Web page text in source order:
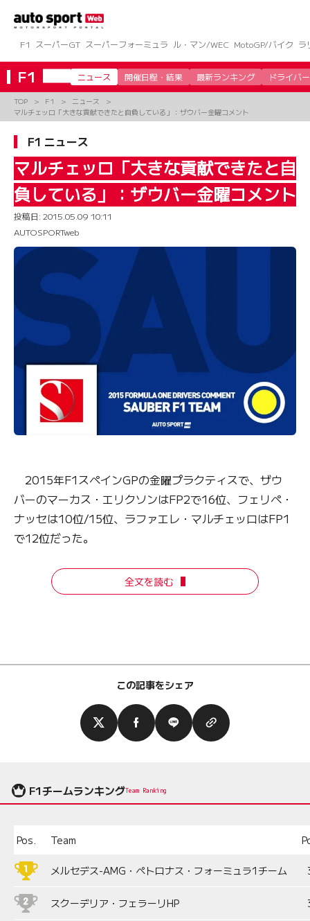
ツ
へ
ス
キ
プ
F1 スーパーGT スーパーフォーミュラ ル・マン/WEC MotoGP/バイク ラ
F1 ニュース 開催日程・結果 最新ランキング ドライバー
TOP F1
ニュース
マルチェッロ「大きな貢献できたと自負している」：ザウバー金曜コメント
F1 ニュース
マルチェッロ「大きな貢献できたと自
負している」：ザウバー金曜コメント
投稿日: 2015.05.09 10:11
AUTOSPORTweb
2015年F1スペインGPの金曜プラクティスで、ザウ
バーのマーカス・エリクソンはFP2で16位、フェリペ・
ナッセは10位/15位、ラファエレ・マルチェッロはFP1
で12位だった。
全文を読む
この記事をシェア
F1チームランキングTeam Ranking
Pos. Team
メルセデス-AMG・ペトロナス・フォーミュラ1チーム
スクーデリア・フェラーリHP